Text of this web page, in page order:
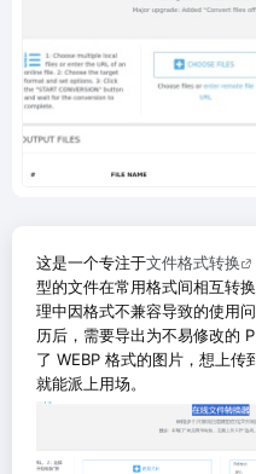
这是一个专注于文件格式转换
型的文件在常用格式间相互转
理中因格式不兼容导致的使用
历后，需要导出为不易修改的
了 WEBP 格式的图片，想上
就能派上用场。